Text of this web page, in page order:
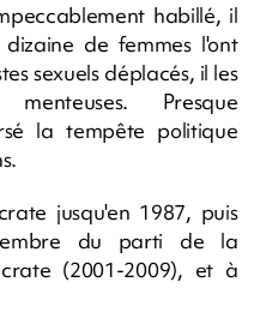
habillé, il
de femmes l'ont
sexuels déplacés, il les
Presque
la tempête politique
jusqu'en 1987, puis
du parti de la
(2001-2009), et à